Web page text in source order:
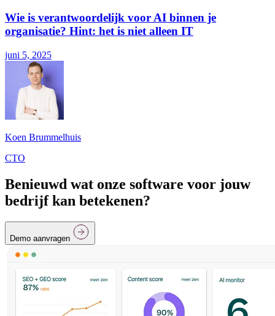
Wie is verantwoordelijk voor AI binnen je
organisatie? Hint: het is niet alleen IT
juni 5, 2025
Koen Brummelhuis
CTO
Benieuwd wat onze software voor jouw
bedrijf kan betekenen?
Demo aanvragen